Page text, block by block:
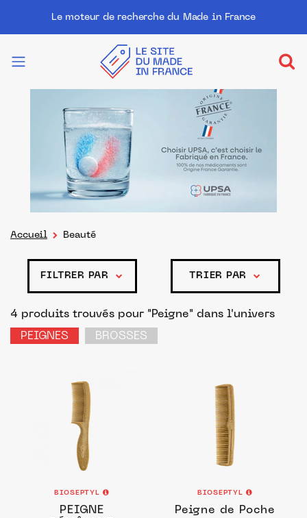
Le moteur de recherche du Made in France
Accueil Beauté
FILTRER PAR TRIER PAR
4 produits trouvés pour "Peigne" dans l'univers
PEIGNES
BROSSES
BIOSEPTYL
PEIGNE
BIOSEPTYL
Peigne de Poche